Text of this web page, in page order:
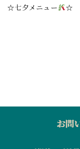
☆七夕メニュー ☆